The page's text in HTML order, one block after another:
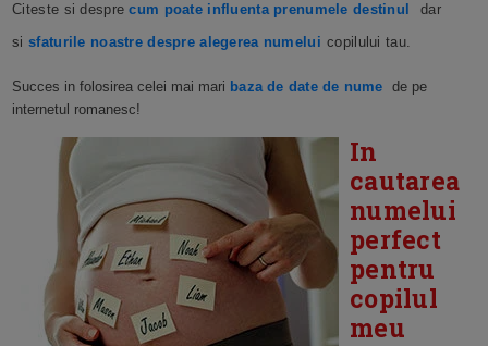
Citeste si despre cum poate influenta prenumele destinul
dar
si sfaturile noastre despre alegerea numelui copilului tau.
Succes in folosirea celei mai mari baza de date de nume de pe
internetul romanesc!
In
cautarea
numelui
perfect
pentru
copilul
meu